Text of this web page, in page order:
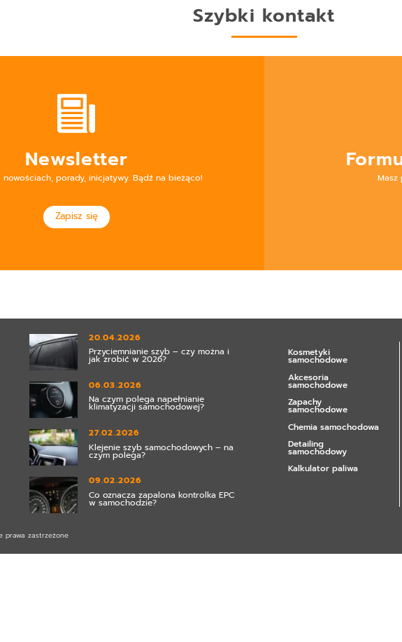
Szybki kontakt
Newsletter
porady, inicjatywy. Bądź na bieżąco!
Zapisz się
Masz
20.04.2026
Przyciemnianie szyb – czy można i
jak zrobić w 2026?
06.03.2026
Na czym polega napełnianie
klimatyzacji samochodowej?
27.02.2026
Klejenie szyb samochodowych – na
czym polega?
09.02.2026
Co oznacza zapalona kontrolka EPC
w samochodzie?
Kosmetyki
samochodowe
Akcesoria
samochodowe
Zapachy
samochodowe
Chemia samochodowa
Detailing
samochodowy
Kalkulator paliwa
prawa zastrzeżone